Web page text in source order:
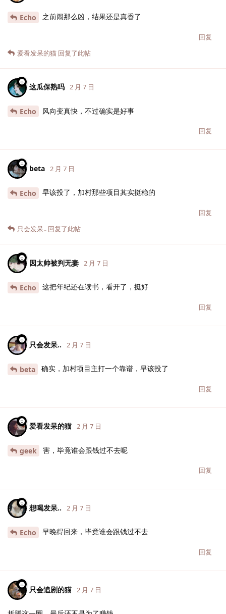
Echo 之前闹那么凶，结果还是真香了
回复
爱看发呆的猫 回复了此帖
这瓜保熟吗 2 月 7 日
Echo 风向变真快，不过确实是好事
回复
beta 2 月 7 日
Echo 早该投了，加村那些项目其实挺稳的
回复
只会发呆.. 回复了此帖
因太帅被判无妻 2 月 7 日
Echo 这把年纪还在读书，看开了，挺好
回复
只会发呆.. 2 月 7 日
beta 确实，加村项目主打一个靠谱，早该投了
回复
爱看发呆的猫 2 月 7 日
geek 害，毕竟谁会跟钱过不去呢
回复
想喝发呆.. 2 月 7 日
Echo 早晚得回来，毕竟谁会跟钱过不去
回复
只会追剧的猫 2 月 7 日